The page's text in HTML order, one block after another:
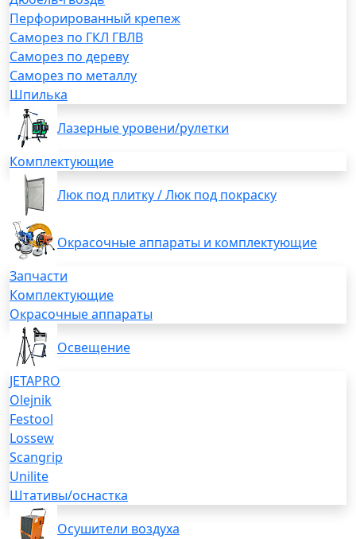
Перфорированный крепеж
Саморез по ГКЛ ГВЛВ
Саморез по дереву
Саморез по металлу
Шпилька
Лазерные уровени/рулетки
Комплектующие
Люк под плитку / Люк под покраску
Окрасочные аппараты и комплектующие
Запчасти
Комплектующие
Окрасочные аппараты
Освещение
JETAPRO
Olejnik
Festool
Lossew
Scangrip
Unilite
Штативы/оснастка
Осушители воздуха